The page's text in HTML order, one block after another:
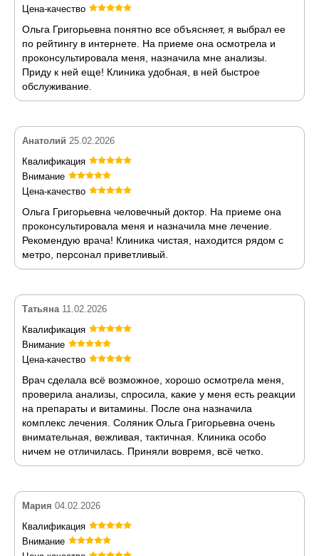
Цена-качество
Ольга Григорьевна понятно все объясняет, я выбрал ее
по рейтингу в интернете. На приеме она осмотрела и
проконсультировала меня, назначила мне анализы.
Приду к ней еще! Клиника удобная, в ней быстрое
обслуживание.
Анатолий 25.02.2026
Квалификация
Внимание
Цена-качество
Ольга Григорьевна человечный доктор. На приеме она
проконсультировала меня и назначила мне лечение.
Рекомендую врача! Клиника чистая, находится рядом с
метро, персонал приветливый.
Татьяна 11.02.2026
Квалификация
Внимание
Цена-качество
Врач сделала всё возможное, хорошо осмотрела меня,
проверила анализы, спросила, какие у меня есть реакции
на препараты и витамины. После она назначила
комплекс лечения. Соляник Ольга Григорьевна очень
внимательная, вежливая, тактичная. Клиника особо
ничем не отличилась. Приняли вовремя, всё четко.
Мария 04.02.2026
Квалификация
Внимание